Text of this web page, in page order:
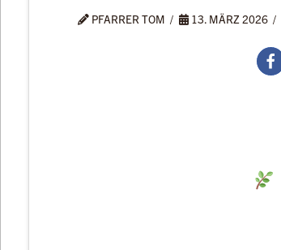
PFARRER TOM 13. MÄRZ 2026